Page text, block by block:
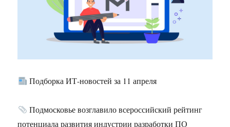
Подборка ИТ-новостей за 11 апреля
Подмосковье возглавило всероссийский рейтинг
потенциала развития индустрии разработки ПО